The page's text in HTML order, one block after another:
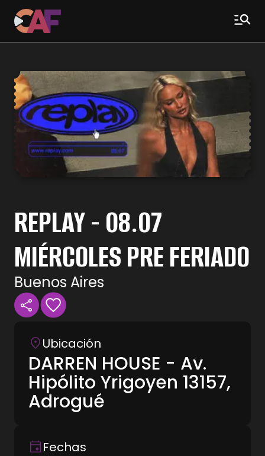
REPLAY - 08.07
MIÉRCOLES PRE FERIADO
Buenos Aires
Ubicación
DARREN HOUSE - Av.
Hipólito Yrigoyen 13157,
Adrogué
Fechas